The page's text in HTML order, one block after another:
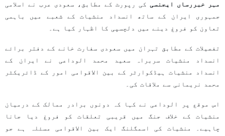
مہر خبررساں ایجنسی کی رپورٹ کے مطابق، سعودی عرب نے اسلامی
جمہوری ایران کے ساتھ انسداد منشیات کے شعبے میں باہمی
تعاون کو فروغ دینے میں دلچسپی کا اظہار کیا ہے۔
تفصیلات کے مطابق تہران میں سعودی سفارت خانے کے دفتر برائے
انسداد منشیات سربراہ سعید محمد الوداعی نے ایران کے
انسداد منشیات ہیڈکوارٹر کے بین الاقوامی امور کے ڈائریکٹر
محمد نریمانی سے ملاقات کی۔
اس موقع پر الوداعی نے کہا کہ دونوں برادر ممالک کے درمیان
منشیات کے خلاف جنگ میں قریبی تعلقات کو فروغ دیا جانا
چاہیے۔ منشیات کی اسمگلنگ ایک بین الاقوامی مسئلہ ہے جو